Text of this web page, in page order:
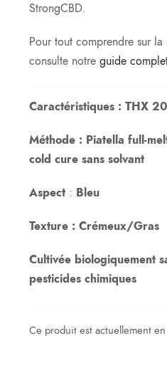
StrongCBD.
Pour tout comprendre sur
consulte notre guide
Caractéristiques : THX
Méthode : Piatella full-
cold cure sans solvant
Aspect : Bleu
Texture : Crémeux/Gras
Cultivée biologiquement
pesticides chimiques
Ce produit est actuellement